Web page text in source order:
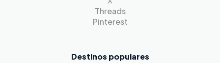
Threads
Pinterest
Destinos populares